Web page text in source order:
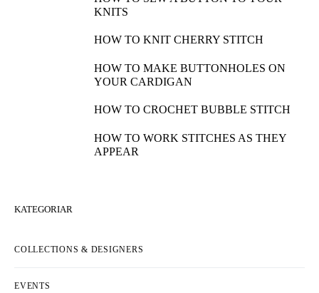
KNITS
HOW TO KNIT CHERRY STITCH
HOW TO MAKE BUTTONHOLES ON
YOUR CARDIGAN
HOW TO CROCHET BUBBLE STITCH
HOW TO WORK STITCHES AS THEY
APPEAR
KATEGORIAR
COLLECTIONS & DESIGNERS
EVENTS